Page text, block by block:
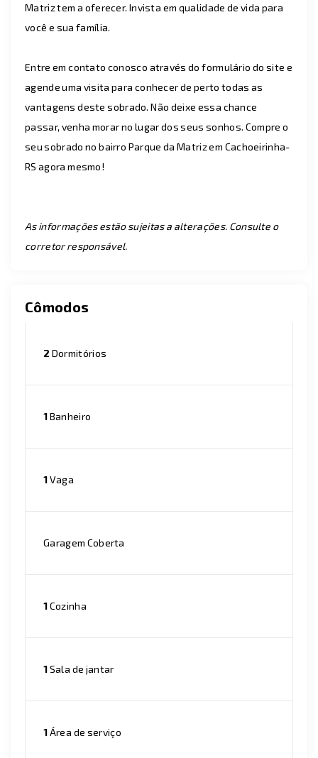
Matriz tem a oferecer. Invista em qualidade de vida para
você e sua família.
Entre em contato conosco através do formulário do site e
agende uma visita para conhecer de perto todas as
vantagens deste sobrado. Não deixe essa chance
passar, venha morar no lugar dos seus sonhos. Compre o
seu sobrado no bairro Parque da Matriz em Cachoeirinha-
RS agora mesmo!
As informações estão sujeitas a alterações. Consulte o
corretor responsável.
Cômodos
2 Dormitórios
1Banheiro
1Vaga
Garagem Coberta
1Cozinha
1Sala de jantar
1Área de serviço